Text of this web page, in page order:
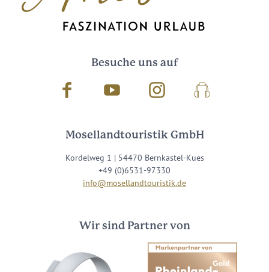
Besuche uns auf
Facebook Youtube InstagramPodcast
Mosellandtouristik GmbH
Kordelweg 1 | 54470 Bernkastel-Kues
+49 (0)6531-97330
info@mosellandtouristik.de
Wir sind Partner von